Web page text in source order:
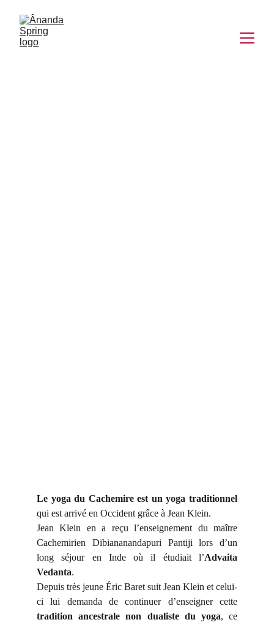
Le yoga du Cachemire est un yoga traditionnel
qui est arrivé en Occident grâce à Jean Klein.
Jean Klein en a reçu l’enseignement du maître
Cachemirien Dibiananandapuri Pantiji lors d’un
long séjour en Inde où il étudiait l’Advaita
Vedanta.
Depuis très jeune Éric Baret suit Jean Klein et celui-
ci lui demanda de continuer d’enseigner cette
tradition ancestrale non dualiste du yoga, ce